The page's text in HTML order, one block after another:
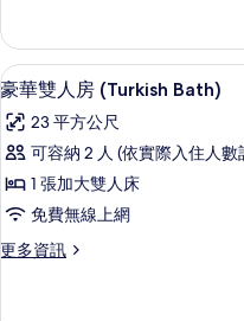
相
片
雙
人
房
詳
情
顯
示
豪
華
雙
人
房
6
豪華雙人房 (Turkish Bath)
23 平方公尺
可容納 2 人 (依實際入住人數
1 張加大雙人床
免費無線上網
更多資訊
更